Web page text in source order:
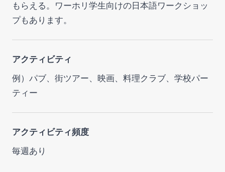
もらえる。ワーホリ学生向けの日本語ワークショッ
プもあります。
アクティビティ
例）パブ、街ツアー、映画、料理クラブ、学校パー
ティー
アクティビティ頻度
毎週あり